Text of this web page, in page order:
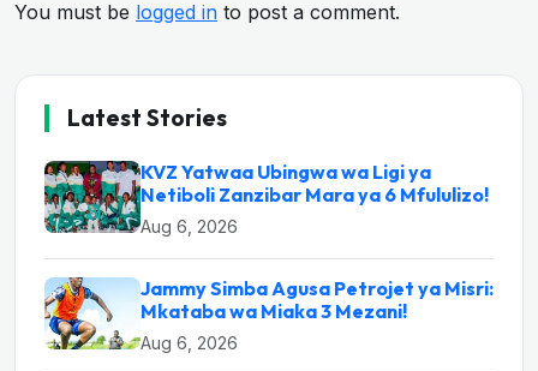
You must be logged in to post a comment.
Latest Stories
KVZ Yatwaa Ubingwa wa Ligi ya
Netiboli Zanzibar Mara ya 6 Mfululizo!
Aug 6, 2026
Jammy Simba Agusa Petrojet ya Misri:
Mkataba wa Miaka 3 Mezani!
Aug 6, 2026